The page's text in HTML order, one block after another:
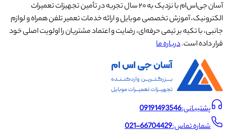
آسان جی‌اس‌ام با نزدیک به ۲۰ سال تجربه در تأمین تجهیزات تعمیرات
الکترونیک، آموزش تخصصی موبایل و ارائه خدمات تعمیر تلفن همراه و لوازم
جانبی، با تکیه بر تیمی حرفه‌ای، رضایت و اعتماد مشتریان را اولویت اصلی خود
قرار داده است.درباره ما
پشتیبانی:09191493546
شماره تماس:021-66704429